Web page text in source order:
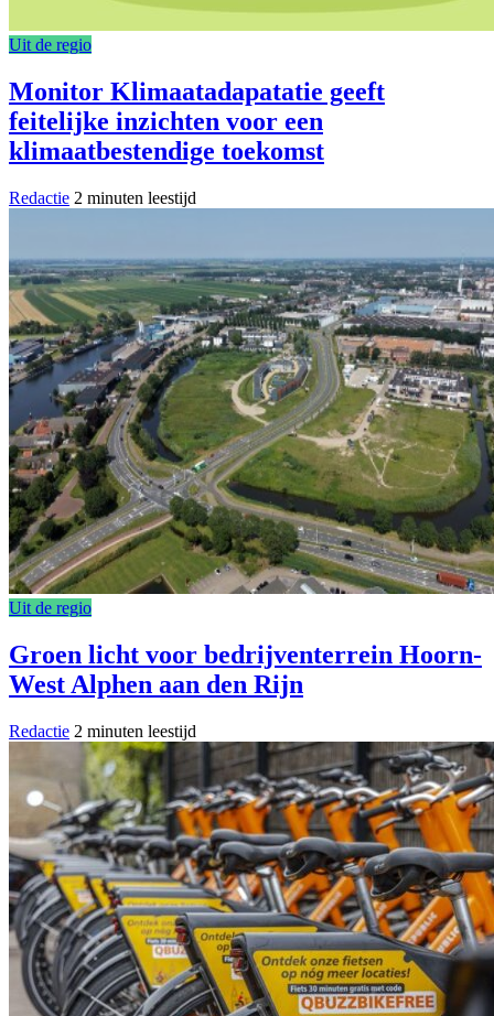
Uit de regio
Monitor Klimaatadapatatie geeft
feitelijke inzichten voor een
klimaatbestendige toekomst
Redactie 2 minuten leestijd
Uit de regio
Groen licht voor bedrijventerrein Hoorn-
West Alphen aan den Rijn
Redactie 2 minuten leestijd